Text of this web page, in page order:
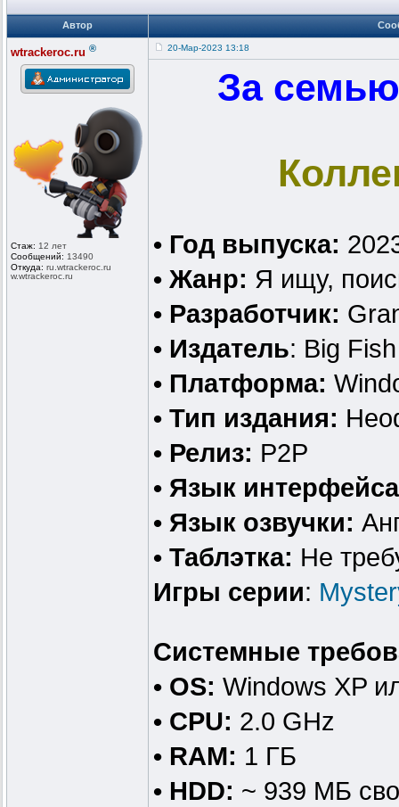
Автор
wtrackeroc.ru ®
Стаж: 12 лет
Сообщений: 13490
Откуда: ru.wtrackeroc.ru
w.wtrackeroc .ru
20-Мар-2023 13:18
За
• Год выпуска:
• Жанр: Я ищу,
• Разработчик:
• Издатель: Big
• Платформа:
• Тип издания:
• Релиз: P2P
• Язык
• Язык озвучки:
• Таблэтка: Не
Игры серии:
Системные
• OS: Windows XP
• CPU: 2.0 GHz
• RAM: 1 ГБ
• HDD: ~ 939 МБ